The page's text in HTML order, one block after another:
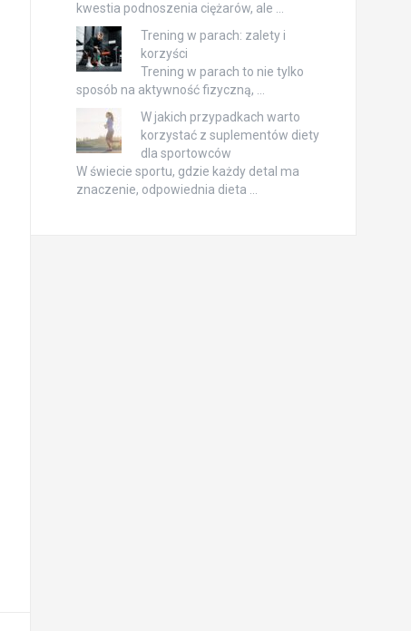
kwestia podnoszenia ciężarów, ale …
Trening w parach: zalety i
korzyści
Trening w parach to nie tylko
sposób na aktywność fizyczną, …
W jakich przypadkach warto
korzystać z suplementów diety
dla sportowców
W świecie sportu, gdzie każdy detal ma
znaczenie, odpowiednia dieta …